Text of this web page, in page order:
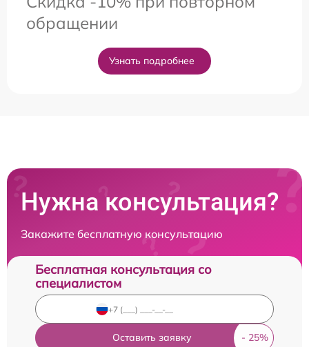
обращении
Узнать подробнее
Нужна консультация?
Закажите бесплатную консультацию
Бесплатная консультация со
специалистом
Оставить заявку